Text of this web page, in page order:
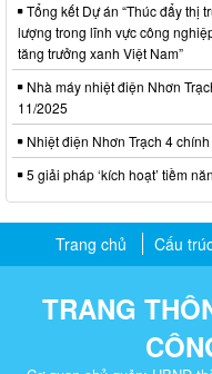
Tổng kết Dự án “Thúc đẩy thị
lượng trong lĩnh vực công
tăng trưởng xanh Việt Nam”
Nhà máy nhiệt điện Nhơn
11/2025
Nhiệt điện Nhơn Trạch 4
5 giải pháp ‘kích hoạt’ tiềm
Trang chủ Cấu
TRANG